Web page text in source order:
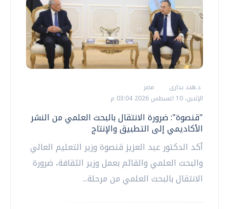
د.هند بدارى
مصر
الإثنين، 10 اغسطس 2026 03:04 م
"قنصوة": ضرورة الانتقال بالبحث العلمي من النشر
الأكاديمي إلى التطبيق والإنتاج
أكد الدكتور عبد العزيز قنصوة وزير التعليم العالي
والبحث العلمي والقائم بعمل وزير الثقافة، ضرورة
الانتقال بالبحث العلمي من مرحلة...